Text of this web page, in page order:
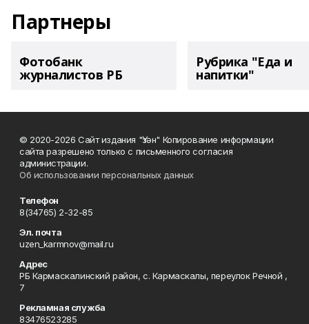
Партнеры
Фотобанк
журналистов РБ
Рубрика "Еда и
напитки"
© 2020-2026 Сайт издания "Үзән" Копирование информации
сайта разрешено только с письменного согласия
администрации.
Об использовании персональных данных
Телефон
8(34765) 2-32-85
Эл. почта
uzen_karmnov@mail.ru
Адрес
РБ Кармаскалинский район, с. Кармаскалы, переулок Речной ,
7
Рекламная служба
83476523285